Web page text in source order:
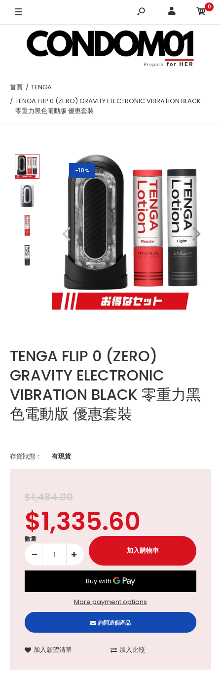
0
首頁
TENGA
TENGA FLIP 0 (ZERO) GRAVITY ELECTRONIC VIBRATION BLACK
零重力黑色電動版 優惠套裝
-10%
TENGA FLIP 0 (ZERO)
GRAVITY ELECTRONIC
VIBRATION BLACK 零重力黑
色電動版 優惠套裝
存貨狀態： 有現貨
$1,484.00
$1,335.60
數量
More payment options
詢問這個產品
加入願望清單 加入比較